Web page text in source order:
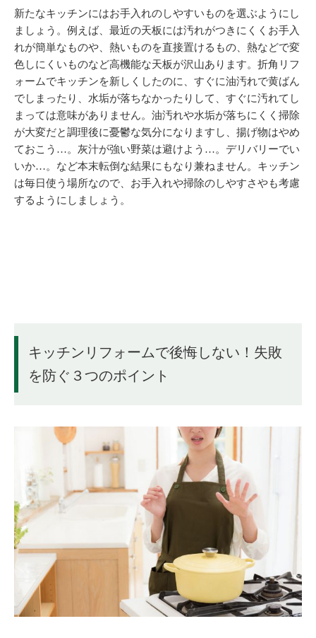
新たなキッチンにはお手入れのしやすいものを選ぶようにし
ましょう。例えば、最近の天板には汚れがつきにくくお手入
れが簡単なものや、熱いものを直接置けるもの、熱などで変
色しにくいものなど高機能な天板が沢山あります。折角リフ
ォームでキッチンを新しくしたのに、すぐに油汚れで黄ばん
でしまったり、水垢が落ちなかったりして、すぐに汚れてし
まっては意味がありません。油汚れや水垢が落ちにくく掃除
が大変だと調理後に憂鬱な気分になりますし、揚げ物はやめ
ておこう…。灰汁が強い野菜は避けよう…。デリバリーでい
いか…。など本末転倒な結果にもなり兼ねません。キッチン
は毎日使う場所なので、お手入れや掃除のしやすさやも考慮
するようにしましょう。
キッチンリフォームで後悔しない！失敗
を防ぐ３つのポイント